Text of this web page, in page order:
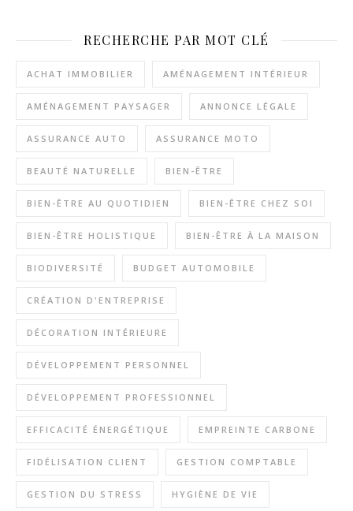
RECHERCHE PAR MOT CLÉ
ACHAT IMMOBILIER AMÉNAGEMENT INTÉRIEUR
AMÉNAGEMENT PAYSAGER ANNONCE LÉGALE
ASSURANCE AUTO ASSURANCE MOTO
BEAUTÉ NATURELLE BIEN-ÊTRE
BIEN-ÊTRE AU QUOTIDIEN BIEN-ÊTRE CHEZ SOI
BIEN-ÊTRE HOLISTIQUE BIEN-ÊTRE À LA MAISON
BIODIVERSITÉ BUDGET AUTOMOBILE
CRÉATION D'ENTREPRISE
DÉCORATION INTÉRIEURE
DÉVELOPPEMENT PERSONNEL
DÉVELOPPEMENT PROFESSIONNEL
EFFICACITÉ ÉNERGÉTIQUE EMPREINTE CARBONE
FIDÉLISATION CLIENT GESTION COMPTABLE
GESTION DU STRESS HYGIÈNE DE VIE